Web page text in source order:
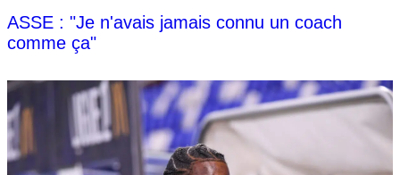
ASSE : "Je n'avais jamais connu un coach
comme ça"